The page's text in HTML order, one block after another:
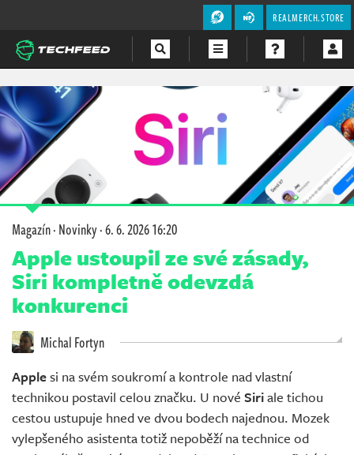
REALMERCH.STORE
Magazín
Videa
Soutěže
Magazín·Novinky·6. 6. 2026 16:20
Apple ustoupil ze své zásady,
Siri kompletně odevzdá
konkurenci
Michal Fortyn
Applesi na svém soukromí a kontrole nad vlastní
technikou postavil celou značku. U nové Siriale tichou
cestou ustupuje hned ve dvou bodech najednou. Mozek
vylepšeného asistenta totiž nepoběží na technice od